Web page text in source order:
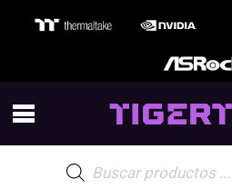
de
productos